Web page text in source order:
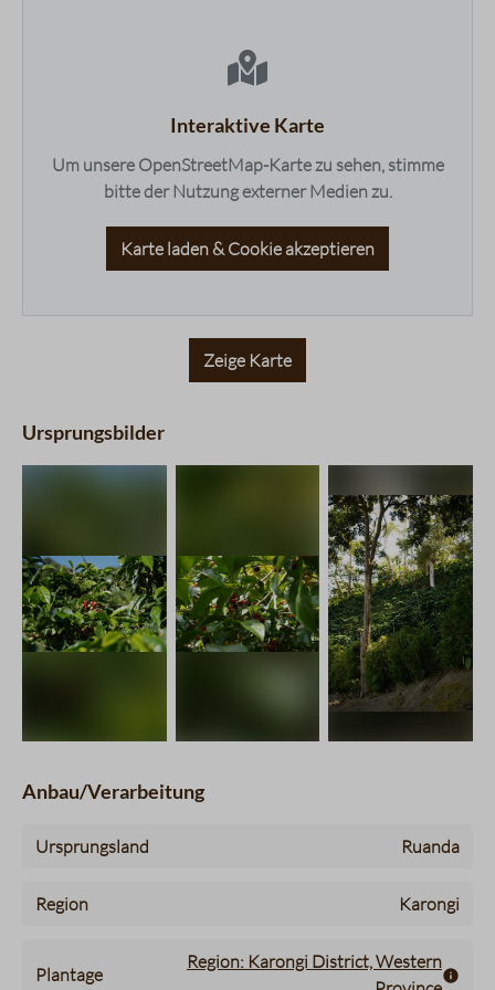
3 / 5Interaktive Karte
Um unsere OpenStreetMap-Karte zu sehen, stimme
bitte der Nutzung externer Medien zu.
Karte laden & Cookie akzeptieren
Zeige Karte
Ursprungsbilder
Anbau/Verarbeitung
Ursprungsland Ruanda
Region Karongi
Plantage
Region: Karongi District, Western